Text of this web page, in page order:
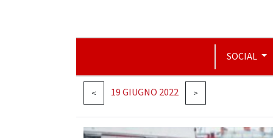
SOCIAL
< 19 GIUGNO 2022 >